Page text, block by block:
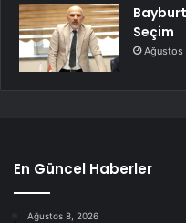
Seçim
Ağustos
En Güncel Haberler
Ağustos 8, 2026